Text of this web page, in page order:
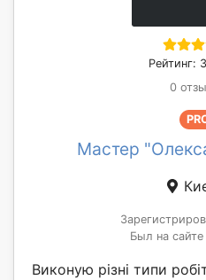
Рейтинг:
0
Мастер
Был на сайте
Виконую різні типи